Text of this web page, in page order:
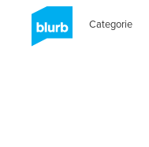
Categorie